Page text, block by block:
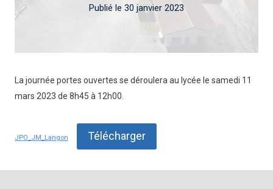
Publié le 30 janvier 2023
La journée portes ouvertes se déroulera au lycée le samedi 11
mars 2023 de 8h45 à 12h00.
JPO_JM_Langon Télécharger